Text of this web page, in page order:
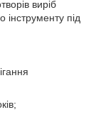
виріб
інструменту під